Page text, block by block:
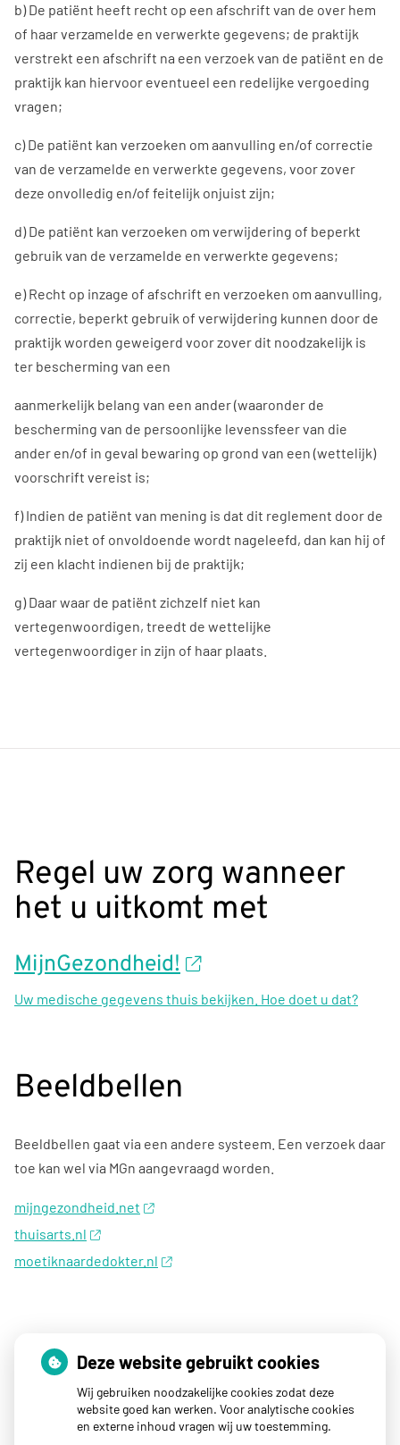
b) De patiënt heeft recht op een afschrift van de over hem
of haar verzamelde en verwerkte gegevens; de praktijk
verstrekt een afschrift na een verzoek van de patiënt en de
praktijk kan hiervoor eventueel een redelijke vergoeding
vragen;
c) De patiënt kan verzoeken om aanvulling en/of correctie
van de verzamelde en verwerkte gegevens, voor zover
deze onvolledig en/of feitelijk onjuist zijn;
d) De patiënt kan verzoeken om verwijdering of beperkt
gebruik van de verzamelde en verwerkte gegevens;
e) Recht op inzage of afschrift en verzoeken om aanvulling,
correctie, beperkt gebruik of verwijdering kunnen door de
praktijk worden geweigerd voor zover dit noodzakelijk is
ter bescherming van een
aanmerkelijk belang van een ander (waaronder de
bescherming van de persoonlijke levenssfeer van die
ander en/of in geval bewaring op grond van een (wettelijk)
voorschrift vereist is;
f) Indien de patiënt van mening is dat dit reglement door de
praktijk niet of onvoldoende wordt nageleefd, dan kan hij of
zij een klacht indienen bij de praktijk;
g) Daar waar de patiënt zichzelf niet kan
vertegenwoordigen, treedt de wettelijke
vertegenwoordiger in zijn of haar plaats.
Regel uw zorg wanneer
het u uitkomt met
MijnGezondheid!
Uw medische gegevens thuis bekijken. Hoe doet u dat?
Beeldbellen
Beeldbellen gaat via een andere systeem. Een verzoek daar
toe kan wel via MGn aangevraagd worden.
mijngezondheid.net
thuisarts.nl
moetiknaardedokter.nl
Snel naar
MGN Mijngezondheid.net
Deze website gebruikt cookies
Wij gebruiken noodzakelijke cookies zodat deze
website goed kan werken. Voor analytische cookies
en externe inhoud vragen wij uw toestemming.